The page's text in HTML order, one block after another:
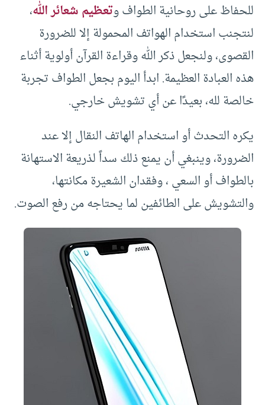
للحفاظ على روحانية الطواف وتعظيم شعائر الله،
لنتجنب استخدام الهواتف المحمولة إلا للضرورة
القصوى، ولنجعل ذكر الله وقراءة القرآن أولوية أثناء
هذه العبادة العظيمة. ابدأ اليوم بجعل الطواف تجربة
خالصة لله، بعيدًا عن أي تشويش خارجي.
يكره التحدث أو استخدام الهاتف النقال إلا عند
الضرورة، وينبغي أن يمنع ذلك سداً لذريعة الاستهانة
بالطواف أو السعي ، وفقدان الشعيرة مكانتها،
والتشويش على الطائفين لما يحتاجه من رفع الصوت.